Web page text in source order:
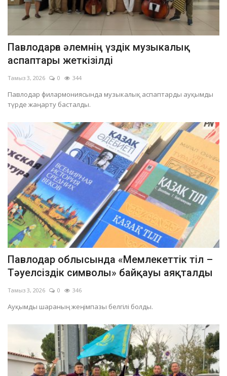
Павлодарға әлемнің үздік музыкалық
аспаптары жеткізілді
Тамыз 3, 2026 0 344
Павлодар филармониясында музыкалық аспаптарды ауқымды
түрде жаңарту басталды.
Павлодар облысында «Мемлекеттік тіл –
Тәуелсіздік символы» байқауы аяқталды
Тамыз 3, 2026 0 346
Ауқымды шараның жеңімпазы белгілі болды.